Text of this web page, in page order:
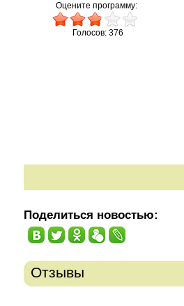
Оцените программу:
Голосов: 376
Поделиться новостью:
Отзывы